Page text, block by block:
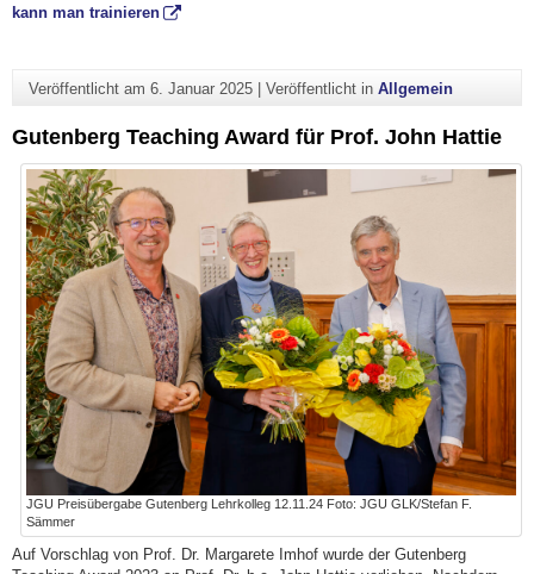
kann man trainieren
Veröffentlicht am 6. Januar 2025| Veröffentlicht in Allgemein
Gutenberg Teaching Award für Prof. John Hattie
JGU Preisübergabe Gutenberg Lehrkolleg 12.11.24 Foto: JGU GLK/Stefan F.
Sämmer
Auf Vorschlag von Prof. Dr. Margarete Imhof wurde der Gutenberg